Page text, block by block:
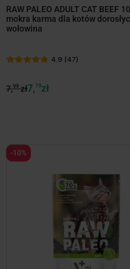
RAW PALEO ADULT CAT BEEF
mokra karma dla kotów
wołowina
4.9 (47)
7,99zł7, 19zł
-10%